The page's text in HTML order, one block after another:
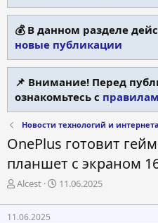
💰 В данном разделе
новые публикации
📌 Внимание! Перед
ознакомьтесь с
Новости технологий и интернета
OnePlus готовит
планшет с экраном
А
т
Alcest
Д
т
11.06.2025
11.06.2025